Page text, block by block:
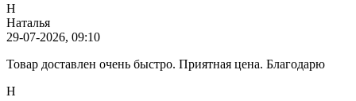
Н
Наталья
29-07-2026, 09:10
Товар доставлен очень быстро. Приятная цена. Благодарю
Н